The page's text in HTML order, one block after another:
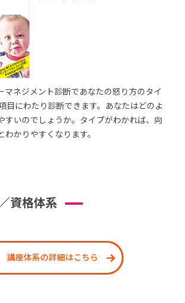
マネジメント診断であなたの怒り方のタイ
目にわたり診断できます。あなたはどのよ
すいのでしょうか。タイプがわかれば、向
わかりやすくなります。
資格体系
講座体系の詳細はこちら